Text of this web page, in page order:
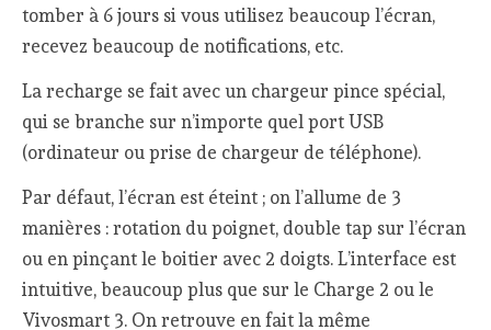
tomber à 6 jours si vous utilisez beaucoup l’écran,
recevez beaucoup de notifications, etc.
La recharge se fait avec un chargeur pince spécial,
qui se branche sur n’importe quel port USB
(ordinateur ou prise de chargeur de téléphone).
Par défaut, l’écran est éteint ; on l’allume de 3
manières : rotation du poignet, double tap sur l’écran
ou en pinçant le boitier avec 2 doigts. L’interface est
intuitive, beaucoup plus que sur le Charge 2 ou le
Vivosmart 3. On retrouve en fait la même